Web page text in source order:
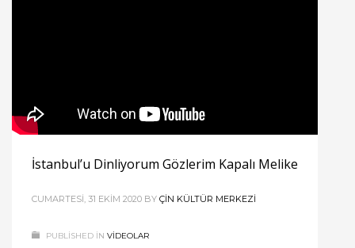
İstanbul’u Dinliyorum Gözlerim Kapalı Melike
CUMARTESI, 31 EKIM 2020 BY ÇIN KÜLTÜR MERKEZI
PUBLISHED IN VIDEOLAR